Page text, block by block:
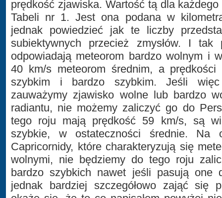
prędkość zjawiska. Wartość tą dla
Tabeli nr 1. Jest ona podana w
jednak powiedzieć jak te liczby
subiektywnych przecież zmysłów. I tak
odpowiadają meteorom bardzo wolnym i
40 km/s meteorom średnim, a prędkości
szybkim i bardzo szybkim. Jeśli więc
zauważymy zjawisko wolne lub bardzo
radiantu, nie możemy zaliczyć go do
tego roju mają prędkość 59 km/s, są
szybkie, w ostateczności średnie. Na
Capricornidy, które charakteryzują się
wolnymi, nie będziemy do tego roju
bardzo szybkich nawet jeśli pasują one
jednak bardziej szczegółowo zająć się